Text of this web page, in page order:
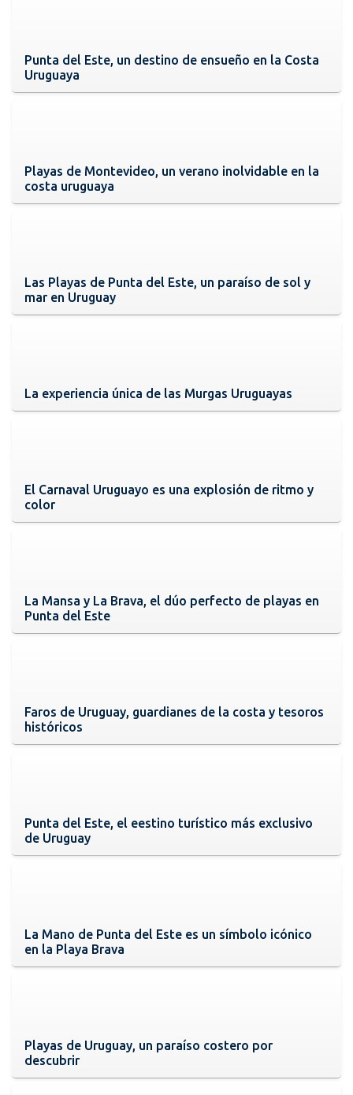
Punta del Este, un destino de ensueño en la Costa
Uruguaya
Playas de Montevideo, un verano inolvidable en la
costa uruguaya
Las Playas de Punta del Este, un paraíso de sol y
mar en Uruguay
La experiencia única de las Murgas Uruguayas
El Carnaval Uruguayo es una explosión de ritmo y
color
La Mansa y La Brava, el dúo perfecto de playas en
Punta del Este
Faros de Uruguay, guardianes de la costa y tesoros
históricos
Punta del Este, el eestino turístico más exclusivo
de Uruguay
La Mano de Punta del Este es un símbolo icónico
en la Playa Brava
Playas de Uruguay, un paraíso costero por
descubrir